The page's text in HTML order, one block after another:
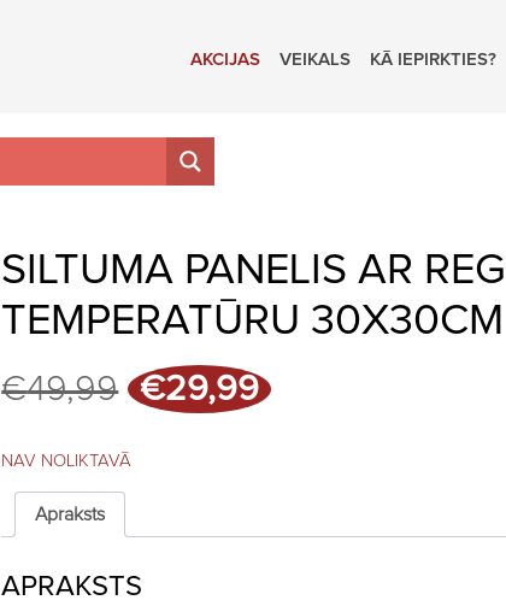
AKCIJAS VEIKALS KĀ IEPIRKTIES?
SILTUMA PANELIS AR
TEMPERATŪRU 30X30CM
€49,99 Original
price
was:
€49,99.
€29,99
NAV NOLIKTAVĀ
Apraksts
APRAKSTS